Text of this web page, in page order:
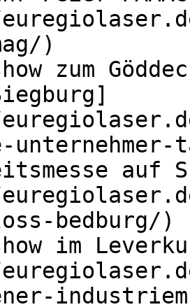
)
zum
auf
bedburg/)
im